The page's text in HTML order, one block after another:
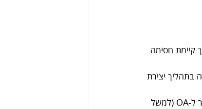
קיימת חסימה
בתהליך יצירת
החלוקה הזו חשובה גם בהיבט הגנטי, משום שסוגי בדיקות גנטיות מסוימות רלוונטיים יותר ל-OA (למשל